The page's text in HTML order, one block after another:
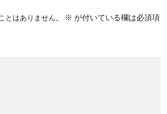
とはありません。 ※ が付いている欄は必須項